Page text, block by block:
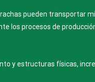
pueden transportar
los procesos de
y estructuras físicas,